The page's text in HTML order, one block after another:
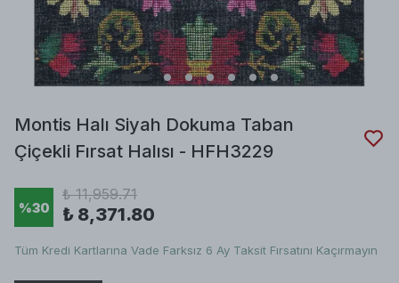
Montis Halı Siyah Dokuma Taban
Çiçekli Fırsat Halısı - HFH3229
%30
₺ 11,959.71
₺ 8,371.80
Tüm Kredi Kartlarına Vade Farksız 6 Ay Taksit Fırsatını Kaçırmayın